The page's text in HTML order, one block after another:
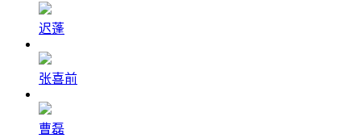
迟蓬
张喜前
曹磊